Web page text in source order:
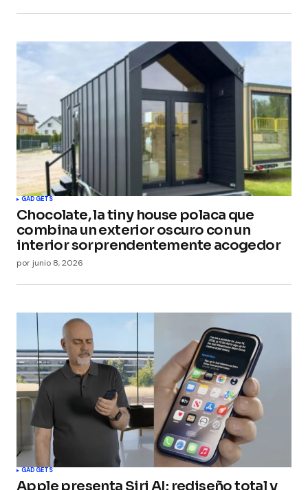
GADGETS
Chocolate, la tiny house polaca que
combina un exterior oscuro con un
interior sorprendentemente acogedor
por junio 8, 2026
GADGETS
Apple presenta Siri AI: rediseño total y